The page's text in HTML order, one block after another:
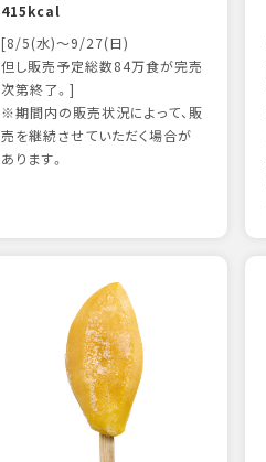
415kcal
[8/5(水)～9/27(日)
但し販売予定総数84万食が完売
次第終了。]
※期間内の販売状況によって、販
売を継続させていただく場合が
あります。